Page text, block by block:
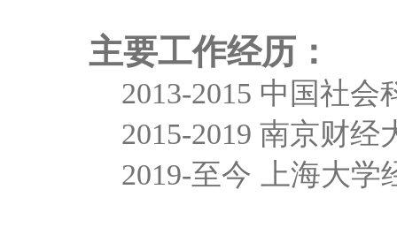
主要工作经历：
2013-2015 中国社会
2015-2019南京财经
2019-至今 上海大